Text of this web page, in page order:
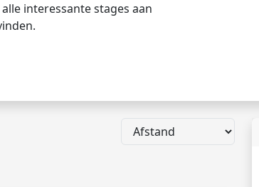
interessante stages aan